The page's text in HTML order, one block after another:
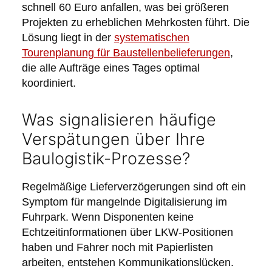
schnell 60 Euro anfallen, was bei größeren
Projekten zu erheblichen Mehrkosten führt. Die
Lösung liegt in der systematischen
Tourenplanung für Baustellenbelieferungen,
die alle Aufträge eines Tages optimal
koordiniert.
Was signalisieren häufige
Verspätungen über Ihre
Baulogistik-Prozesse?
Regelmäßige Lieferverzögerungen sind oft ein
Symptom für mangelnde Digitalisierung im
Fuhrpark. Wenn Disponenten keine
Echtzeitinformationen über LKW-Positionen
haben und Fahrer noch mit Papierlisten
arbeiten, entstehen Kommunikationslücken.